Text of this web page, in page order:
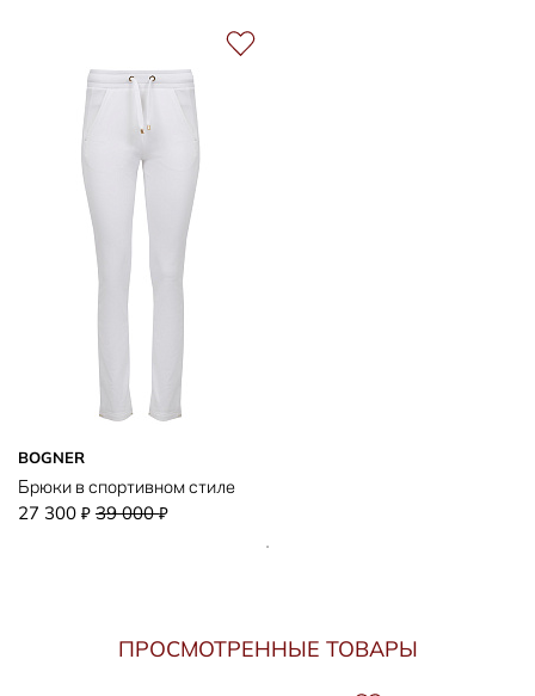
BOGNER
Брюки в спортивном стиле
27 300 ₽ 39 000₽
ПРОСМОТРЕННЫЕ ТОВАРЫ